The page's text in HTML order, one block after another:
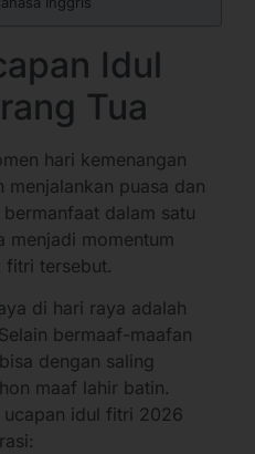
Idul
Tua
hari kemenangan
menjalankan puasa dan
bermanfaat dalam satu
menjadi momentum
fitri tersebut.
di hari raya adalah
bermaaf-maafan
dengan saling
maaf lahir batin.
idul fitri 2026